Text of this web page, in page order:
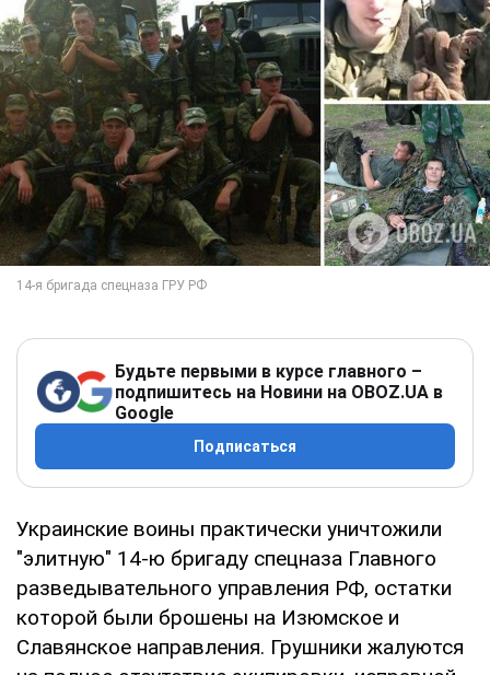
Будьте первыми в курсе главного –
подпишитесь на Новини на OBOZ.UA в
Google
Подписаться
Украинские воины практически уничтожили
"элитную" 14-ю бригаду спецназа Главного
разведывательного управления РФ, остатки
которой были брошены на Изюмское и
Славянское направления. Грушники жалуются